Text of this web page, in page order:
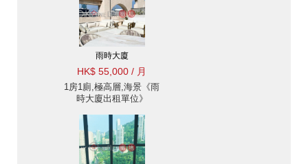
雨時大廈
HK$ 55,000 / 月
1房1廁,極高層,海景《雨
時大廈出租單位》